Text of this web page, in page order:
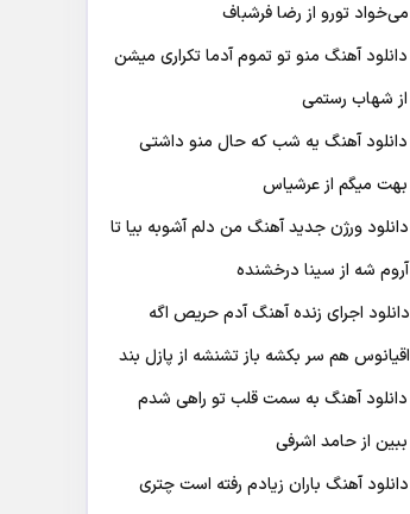
می‌خواد تورو از رضا فرشباف
دانلود آهنگ منو تو تموم آدما تکراری میشن
از شهاب رستمی
دانلود آهنگ ﻳﻪ ﺷﺐ ﻛﻪ ﺣﺎل ﻣﻨﻮ داﺷﺘﻰ
ﺑﻬﺖ میگم از عرشیاس
دانلود ورژن جدید آهنگ من دلم آشوبه بیا تا
آروم شه از سینا درخشنده
دانلود اجرای زنده آهنگ آدم حریص اگه
اقیانوس هم سر بکشه باز تشنشه از پازل بند
دانلود آهنگ به سمت قلب تو راهی شدم
ببین از حامد اشرفی
دانلود آهنگ باران زیادم رفته است چتری